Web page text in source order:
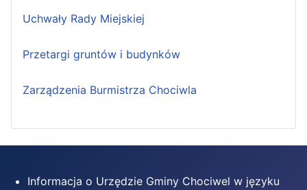
Uchwały Rady Miejskiej
Przetargi gruntów i budynków
Zarządzenia Burmistrza Chociwla
Informacja o Urzędzie Gminy Chociwel w języku